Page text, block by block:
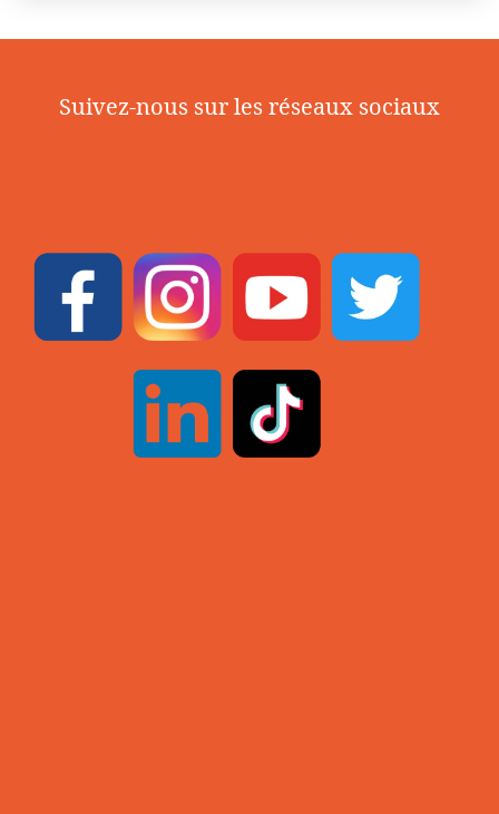
Suivez-nous sur les réseaux sociaux